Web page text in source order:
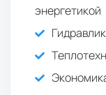
энергетикой